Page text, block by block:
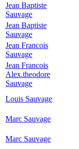
Jean Baptiste
Sauvage
Jean Baptiste
Sauvage
Jean Francois
Sauvage
Jean Francois
Alex.theodore
Sauvage
Louis Sauvage
Marc Sauvage
Marc Sauvage